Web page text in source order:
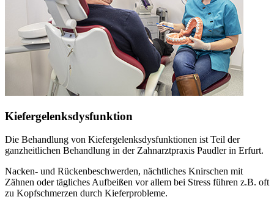
Kiefergelenksdysfunktion
Die Behandlung von Kiefergelenksdysfunktionen ist Teil der
ganzheitlichen Behandlung in der Zahnarztpraxis Paudler in Erfurt.
Nacken- und Rückenbeschwerden, nächtliches Knirschen mit
Zähnen oder tägliches Aufbeißen vor allem bei Stress führen z.B. oft
zu Kopfschmerzen durch Kieferprobleme.